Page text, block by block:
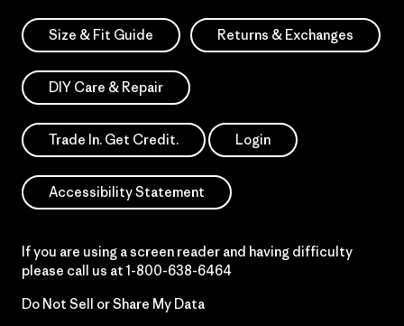
Size & Fit Guide Returns & Exchanges
DIY Care & Repair
Trade In. Get Credit. Login
Accessibility Statement
If you are using a screen reader and having difficulty
please call us at 1-800-638-6464
Do Not Sell or Share My Data